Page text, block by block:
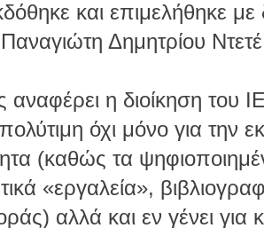
και επιμελήθηκε
Παναγιώτη Δημητρίου
η διοίκηση του
πολύτιμη όχι μόνο για την
(καθώς τα
«εργαλεία»,
αλλά και εν γένει